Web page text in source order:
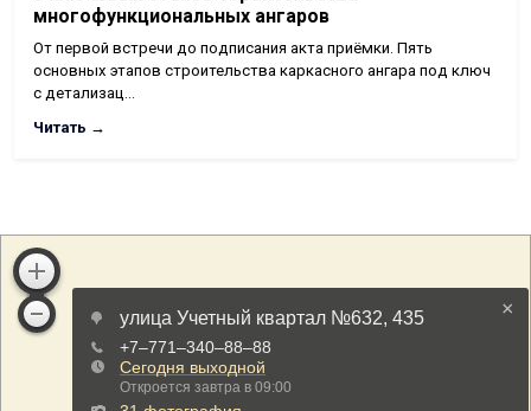
многофункциональных ангаров
От первой встречи до подписания акта приёмки. Пять
основных этапов строительства каркасного ангара под ключ
с детализац…
Читать →